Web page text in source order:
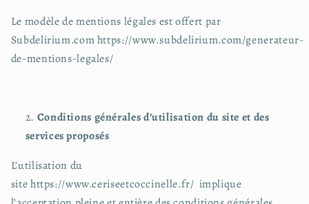
Le modèle de mentions légales est offert par
Subdelirium.com https://www.subdelirium.com/generateur-
de-mentions-legales/
Conditions générales d’utilisation du site et des
services proposés
L’utilisation du
site https://www.ceriseetcoccinelle.fr/ implique